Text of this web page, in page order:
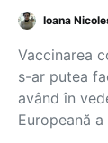
Ioana
Vaccinarea
s-ar putea
având în
Europeană